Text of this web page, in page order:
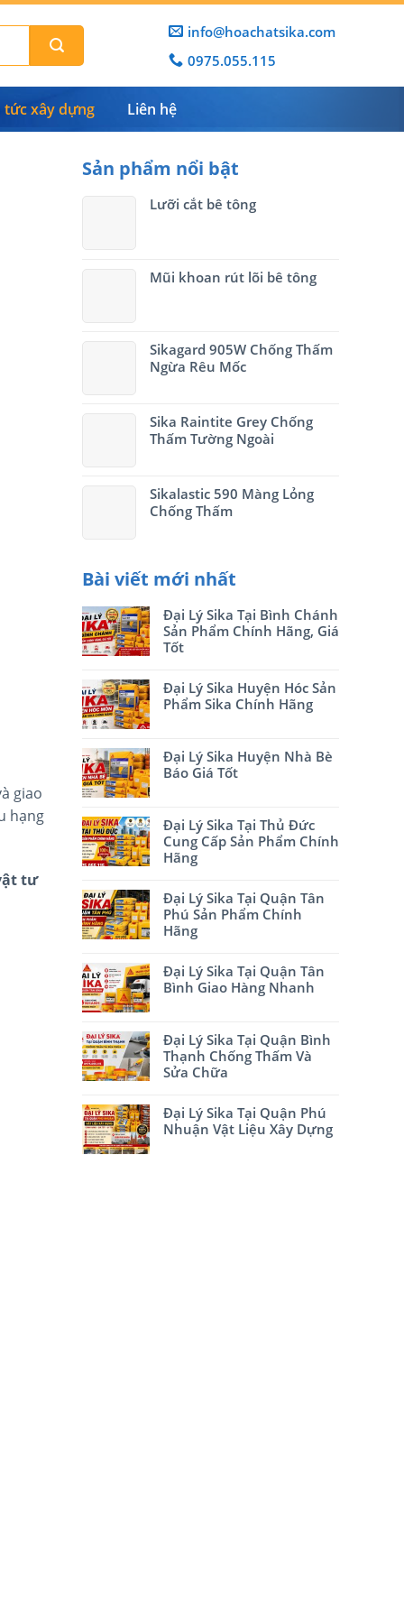
info@hoachatsika.com
0975.055.115
tức xây dựng Liên hệ
giao
hạng
tư
Sản phẩm nổi bật
Lưỡi cắt bê tông
Mũi khoan rút lõi bê tông
Sikagard 905W Chống Thấm
Ngừa Rêu Mốc
Sika Raintite Grey Chống
Thấm Tường Ngoài
Sikalastic 590 Màng Lỏng
Chống Thấm
Bài viết mới nhất
Đại Lý Sika Tại Bình Chánh
Sản Phẩm Chính Hãng, Giá
Tốt
Đại Lý Sika Huyện Hóc Sản
Phẩm Sika Chính Hãng
Đại Lý Sika Huyện Nhà Bè
Báo Giá Tốt
Đại Lý Sika Tại Thủ Đức
Cung Cấp Sản Phẩm Chính
Hãng
Đại Lý Sika Tại Quận Tân
Phú Sản Phẩm Chính
Hãng
Đại Lý Sika Tại Quận Tân
Bình Giao Hàng Nhanh
Đại Lý Sika Tại Quận Bình
Thạnh Chống Thấm Và
Sửa Chữa
Đại Lý Sika Tại Quận Phú
Nhuận Vật Liệu Xây Dựng